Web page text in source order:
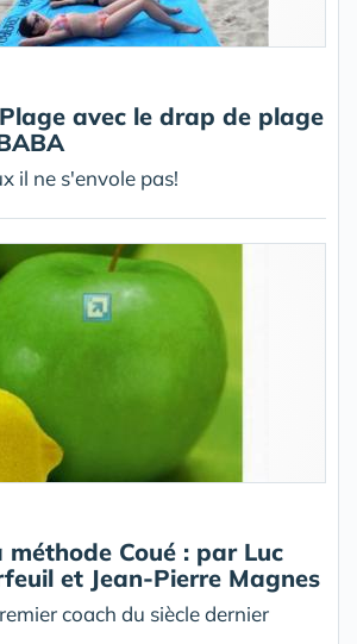
avec le drap de plage
il ne s'envole pas!
méthode Coué : par Luc
et Jean-Pierre Magnes
coach du siècle dernier